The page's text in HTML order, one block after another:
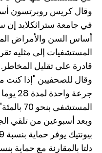
وقال كريس روبرتسون
في جامعة ستراثكلايد إن
أساس السن والأمراض
المستشفيات إلى مثليه
قادرة على تقليل المخاطر.
وقال للصحفيين "إذا كنت
جرعة
المستشفى بنحو 70 بالمئة".
وبعد أسبوعين من تلقي